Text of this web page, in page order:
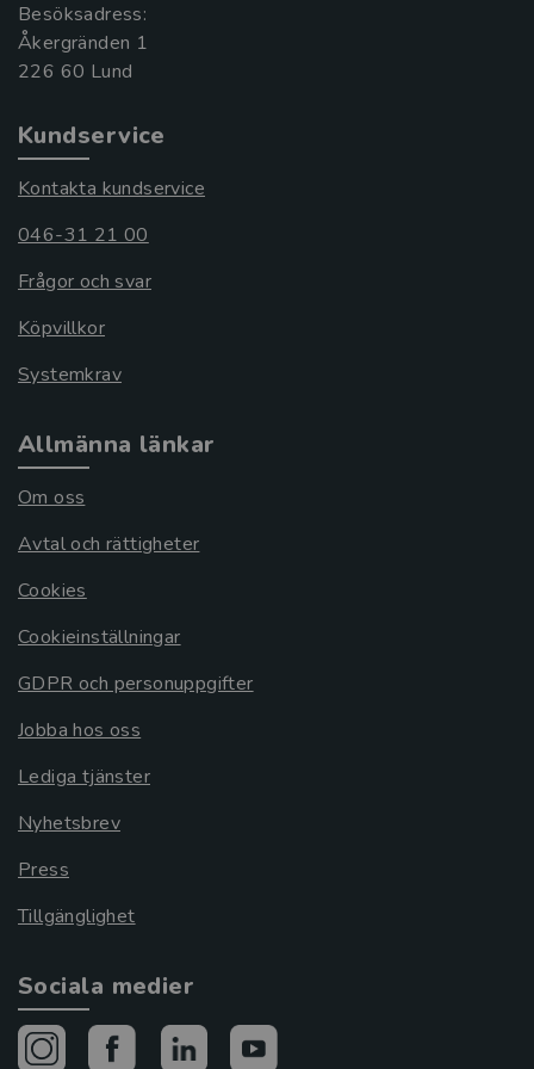
Besöksadress:
Åkergränden 1
Kundservice
Kontakta kundservice
046-31 21 00
Frågor och svar
Köpvillkor
Systemkrav
Allmänna länkar
Om oss
Avtal och rättigheter
Cookies
Cookieinställningar
GDPR och personuppgifter
Jobba hos oss
Lediga tjänster
Nyhetsbrev
Press
Tillgänglighet
Sociala medier